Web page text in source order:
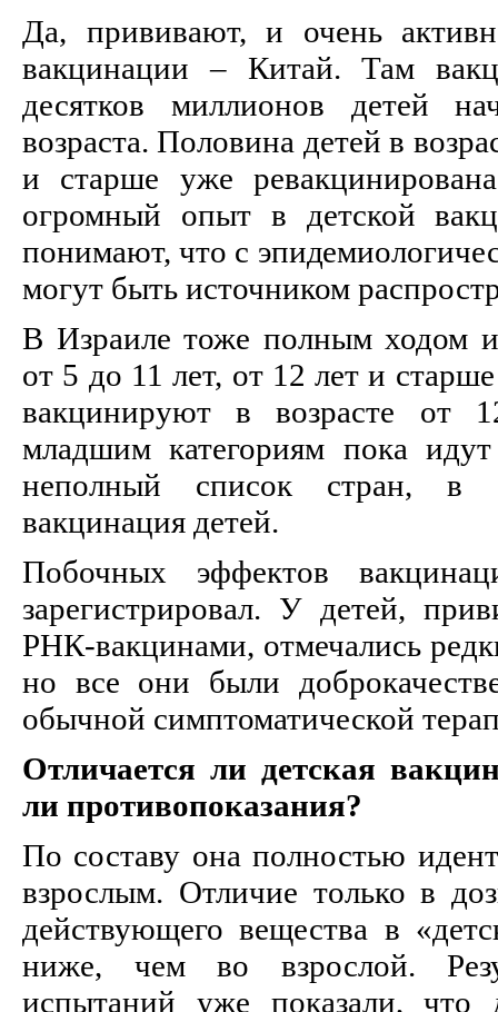
Да, прививают, и очень
вакцинации – Китай. Там
десятков миллионов детей
возраста. Половина детей в
и старше уже
огромный опыт в детской
понимают, что с
могут быть источником
В Израиле тоже полным ходом
от 5 до 11 лет, от 12 лет и
вакцинируют в возрасте от
младшим категориям пока
неполный список стран, в
вакцинация детей.
Побочных эффектов
зарегистрировал. У детей,
РНК-вакцинами, отмечались
но все они были
обычной симптоматической
Отличается ли детская
ли противопоказания?
По составу она полностью
взрослым. Отличие только в
действующего вещества в
ниже, чем во взрослой.
испытаний уже показали,